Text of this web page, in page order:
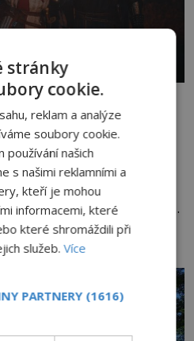
bohatství
nenávratna?
3.3TIS
poutníků. V roce 1099
a od té doby do ní
z celé Evropy. Ne pro
se to jen
a vrahy. Okolo roku
rytíř Hugues de Payens
že založí spolek, který
stránky
cookie.
reklam a analýze
soubory cookie.
používání našich
s našimi reklamními a
kteří je mohou
informacemi, které
které shromáždili při
služeb.Více
PARTNERY (1616)